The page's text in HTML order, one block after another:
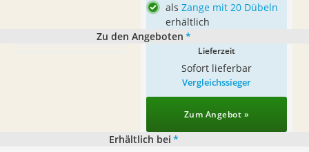
als Zange mit 20 Dübeln
erhältlich
Zu den Angeboten *
Lieferzeit
Sofort lieferbar
Vergleichssieger
Zum Angebot »
Erhältlich bei *